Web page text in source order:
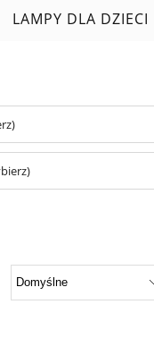
LAMPY DLA DZIECI